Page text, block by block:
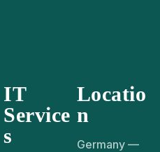
IT
Service
s
Locatio
n
Germany —